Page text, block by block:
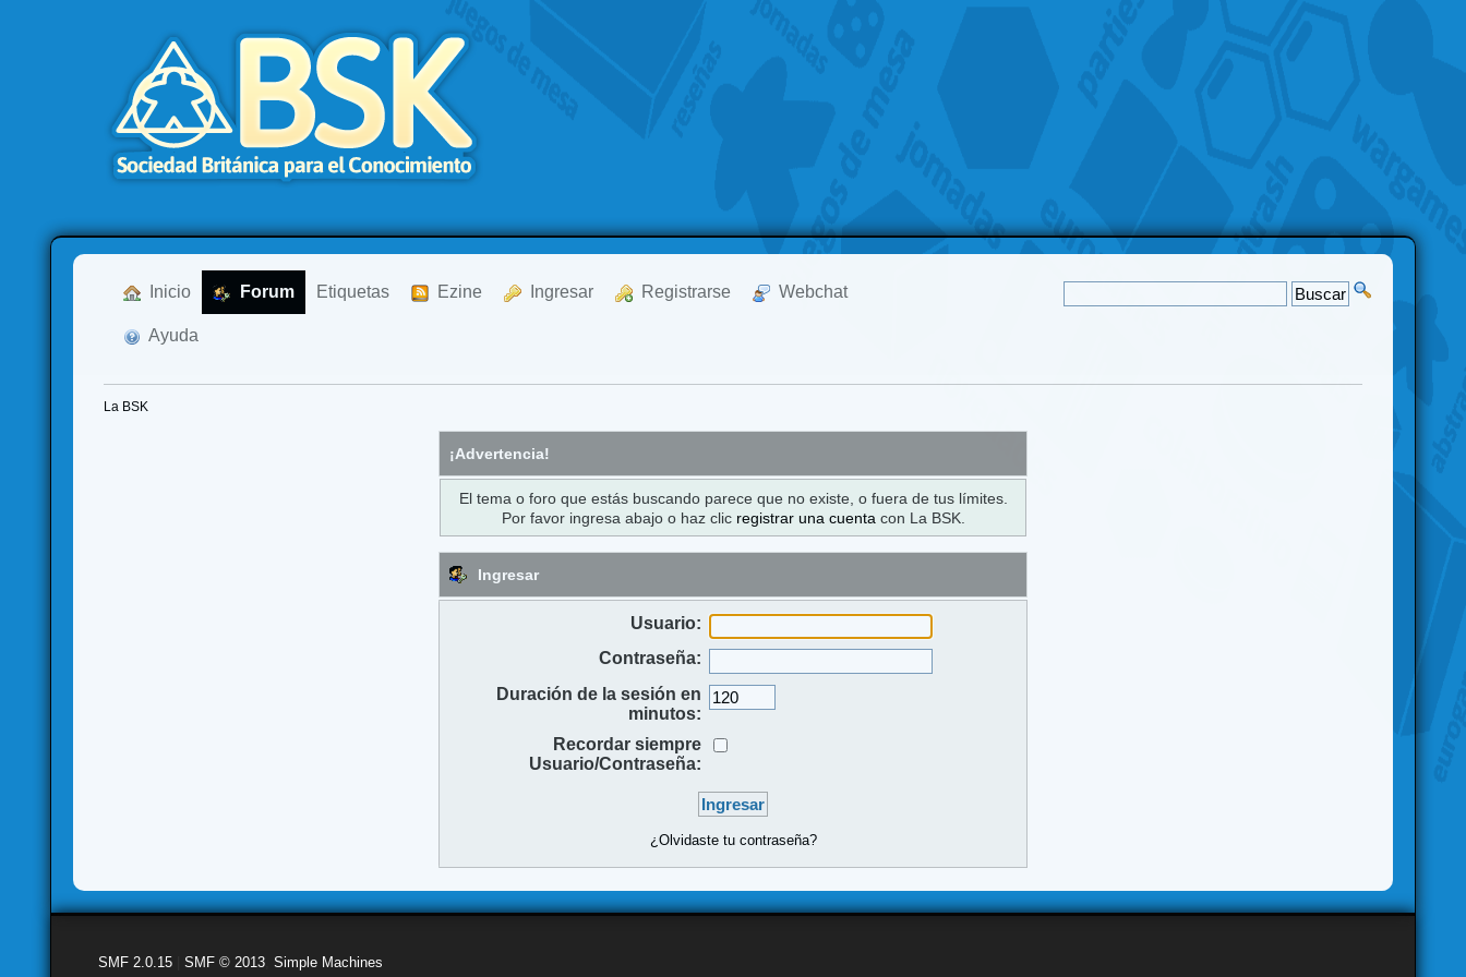
Inicio Forum Etiquetas Ezine Ingresar Registrarse Webchat
Ayuda
La BSK
¡Advertencia!
El tema o foro que estás buscando parece que no existe, o fuera de tus límites.
Por favor ingresa abajo o haz clic registrar una cuenta con La BSK.
Ingresar
Usuario:
Contraseña:
Duración de la sesión en
minutos:
Recordar siempre
Usuario/Contraseña:
¿Olvidaste tu contraseña?
SMF 2.0.15 |SMF © 2013 ,Simple Machines